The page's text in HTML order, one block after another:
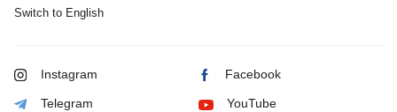
Switch to English
Instagram Facebook
Telegram YouTube